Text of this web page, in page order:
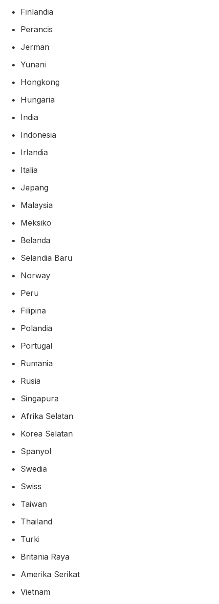
Finlandia
Perancis
Jerman
Yunani
Hongkong
Hungaria
India
Indonesia
Irlandia
Italia
Jepang
Malaysia
Meksiko
Belanda
Selandia Baru
Norway
Peru
Filipina
Polandia
Portugal
Rumania
Rusia
Singapura
Afrika Selatan
Korea Selatan
Spanyol
Swedia
Swiss
Taiwan
Thailand
Turki
Britania Raya
Amerika Serikat
Vietnam